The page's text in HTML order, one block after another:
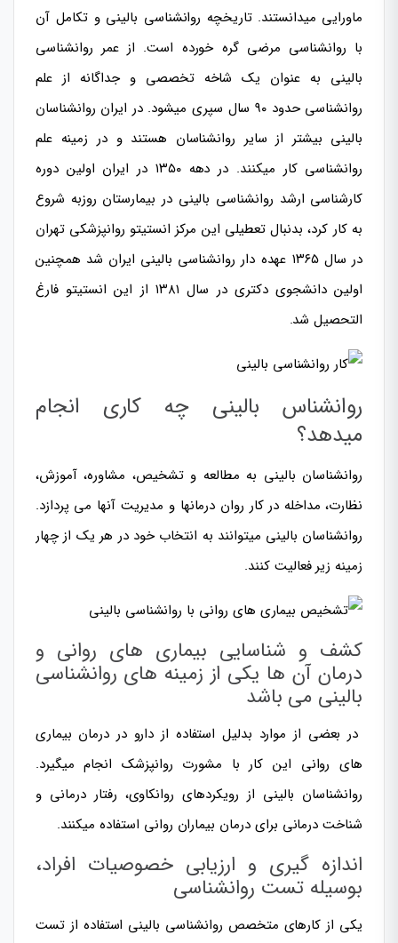
ماورایی میدانستند. تاریخچه روانشناسی بالینی و تکامل آن
با روانشناسی مرضی گره خورده است. از عمر روانشناسی
بالینی به عنوان یک شاخه تخصصی و جداگانه از علم
روانشناسی حدود ۹۰ سال سپری میشود. در ایران روانشناسان
بالینی بیشتر از سایر روانشناسان هستند و در زمینه علم
روانشناسی کار میکنند. در دهه ۱۳۵۰ در ایران اولین دوره
کارشناسی ارشد روانشناسی بالینی در بیمارستان روزبه شروع
به کار کرد، بدنبال تعطیلی این مرکز انستیتو روانپزشکی تهران
در سال ۱۳۶۵ عهده دار روانشناسی بالینی ایران شد همچنین
اولین دانشجوی دکتری در سال ۱۳۸۱ از این انستیتو فارغ
التحصیل شد.
روانشناس بالینی چه کاری انجام
میدهد؟
روانشناسان بالینی به مطالعه و تشخیص، مشاوره، آموزش،
نظارت، مداخله در کار روان درمانها و مدیریت آنها می پردازد.
روانشناسان بالینی میتوانند به انتخاب خود در هر یک از چهار
زمینه زیر فعالیت کنند.
کشف و شناسایی بیماری های روانی و
درمان آن ها یکی از زمینه های روانشناسی
بالینی می باشد
در بعضی از موارد بدلیل استفاده از دارو در درمان بیماری
های روانی این کار با مشورت روانپزشک انجام میگیرد.
روانشناسان بالینی از رویکردهای روانکاوی، رفتار درمانی و
شناخت درمانی برای درمان بیماران روانی استفاده میکنند.
اندازه گیری و ارزیابی خصوصیات افراد،
بوسیله تست روانشناسی
یکی از کارهای متخصص روانشناسی بالینی استفاده از تست